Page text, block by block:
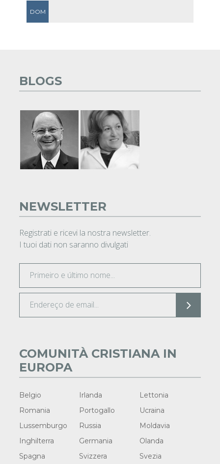
DOM
BLOGS
NEWSLETTER
Registrati e ricevi la nostra newsletter.
I tuoi dati non saranno divulgati
COMUNITÀ CRISTIANA IN
EUROPA
Belgio Irlanda
Lettonia
Romania
Portogallo
Ucraina
Lussemburgo
Russia
Moldavia
Inghilterra
Germania
Olanda
Spagna
Svizzera Svezia